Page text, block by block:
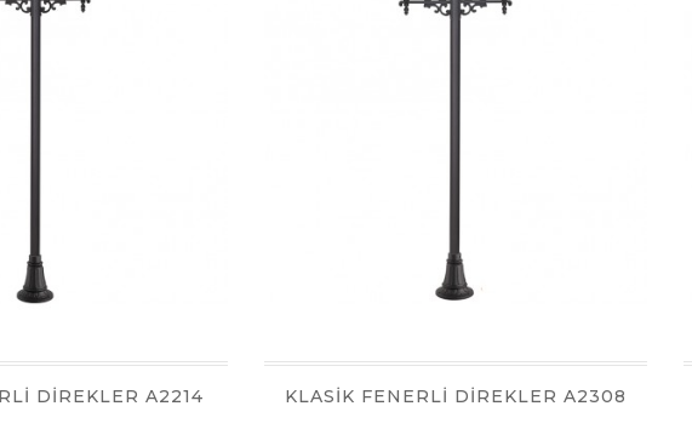
DİREKLER A2214 KLASİK FENERLİ DİREKLER A2308